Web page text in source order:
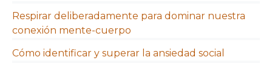
Respirar deliberadamente para dominar nuestra
conexión mente-cuerpo
Cómo identificar y superar la ansiedad social